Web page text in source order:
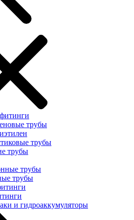
трубы
трубы
трубы
трубы
трубы
и гидроаккумуляторы